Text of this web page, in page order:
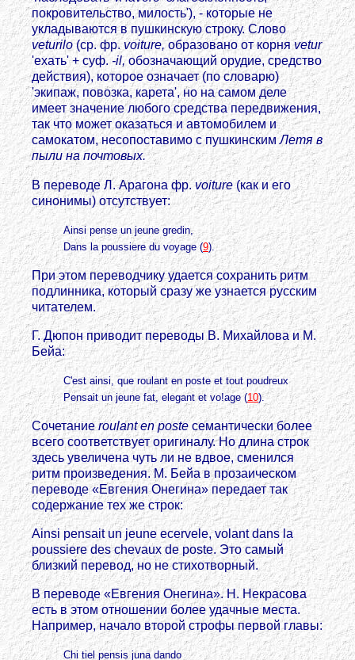
покровительство, милость'), - которые не
укладываются в пушкинскую строку. Слово
veturilo (ср. фр.voiture,образовано от корняvetur
'ехать' + суф.-il, обозначающий орудие, средство
действия), которое означает (по словарю)
'экипаж, повозка, карета', но на самом деле
имеет значение любого средства передвижения,
так что может оказаться и автомобилем и
самокатом, несопоставимо с пушкинскимЛетя в
пыли на почтовых.
В переводе Л. Арагона фр.voiture(как и его
синонимы) отсутствует:
Ainsi pense un jeune gredin,
Dans la poussiere du voyage (9).
При этом переводчику удается сохранить ритм
подлинника, который сразу же узнается русским
читателем.
Г. Дюпон приводит переводы В. Михайлова и М.
Бейа:
C'est ainsi, que roulant en poste et tout poudreux
Pensait un jeune fat, elegant et vo!age (10).
Сочетаниеroulant en poste семантически более
всего соответствует оригиналу. Но длина строк
здесь увеличена чуть ли не вдвое, сменился
ритм произведения. М. Бейа в прозаическом
переводе «Евгения Онегина» передает так
содержание тех же строк:
Ainsi pensait un jeune ecervele, volant dans la
poussiere des chevaux de poste. Это самый
близкий перевод, но не стихотворный.
В переводе «Евгения Онегина». Н. Некрасова
есть в этом отношении более удачные места.
Например, начало второй строфы первой главы:
Chi tiel pensis juna dando